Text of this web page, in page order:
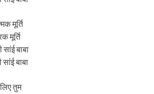
मूर्ति
मूर्ति
बाबा
बाबा
तुम